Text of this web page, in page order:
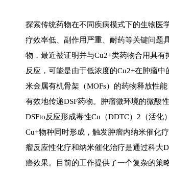
探索传统药物在不同疾病模式下的生物医
疗效率低、副作用严重、耐药等关键问题
物，最近被证明并与Cu2+类药物合用具
反应，可能是由于低浓度的Cu2+在肿瘤
米金属有机骨架（MOFs）的药物释放性
有效地传递DSF药物。肿瘤微环境的微酸
DSFto反应形成毒性Cu（DDTC）2（活化
Cu+物种同时形成，触发肿瘤内纳米催化
瘤反应性化疗和纳米催化治疗是通过科大
癌效果。目前的工作提供了一个复杂的策